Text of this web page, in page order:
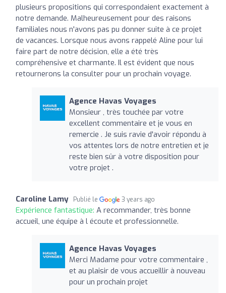
plusieurs propositions qui correspondaient exactement à
notre demande. Malheureusement pour des raisons
familiales nous n'avons pas pu donner suite à ce projet
de vacances. Lorsque nous avons rappelé Aline pour lui
faire part de notre décision, elle a été très
compréhensive et charmante. Il est évident que nous
retournerons la consulter pour un prochain voyage.
Agence Havas Voyages
Monsieur , très touchée par votre
excellent commentaire et je vous en
remercie . Je suis ravie d'avoir répondu à
vos attentes lors de notre entretien et je
reste bien sûr à votre disposition pour
votre projet .
Caroline Lamy Publié le 3 years ago
Expérience fantastique: A recommander, très bonne
accueil, une équipe à l écoute et professionnelle.
Agence Havas Voyages
Merci Madame pour votre commentaire ,
et au plaisir de vous accueillir à nouveau
pour un prochain projet